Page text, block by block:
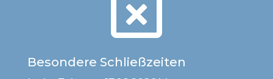
Besondere Schließzeiten